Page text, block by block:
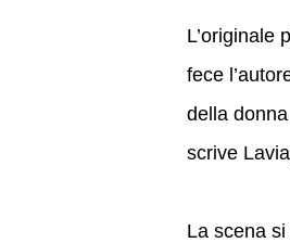
L’originale
fece
della
scrive
La scena